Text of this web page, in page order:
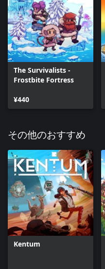
The Survivalists -
Frostbite Fortress
¥440
その他のおすすめ
Kentum